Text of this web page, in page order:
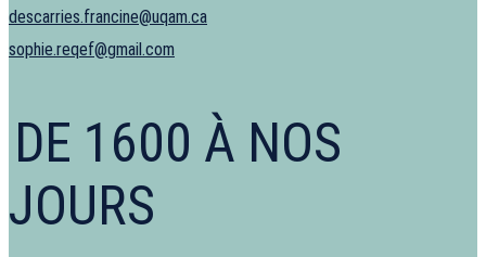
descarries.francine@uqam.ca
sophie.reqef@gmail.com
DE 1600 À NOS
JOURS